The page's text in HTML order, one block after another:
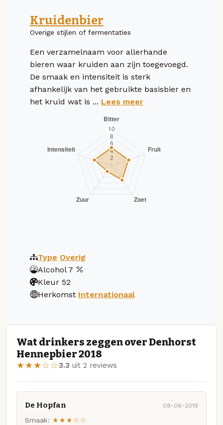
Kruidenbier
Overige stijlen of fermentaties
Een verzamelnaam voor allerhande
bieren waar kruiden aan zijn toegevoegd.
De smaak en intensiteit is sterk
afhankelijk van het gebruikte basisbier en
het kruid wat is ... Lees meer
Type Overig
Alcohol 7
Kleur 52
Herkomst Internationaal
Wat drinkers zeggen over Denhorst
Hennepbier 2018
★★★☆☆3.3 uit 2 reviews
De Hopfan 09-06-2019
Smaak: ★★★☆☆